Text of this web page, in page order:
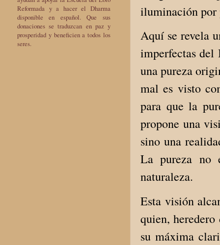
iluminación por
Aquí se revela
imperfectas del
una pureza
mal es visto
para que la
propone una
sino una
La pureza no
naturaleza.
Esta visión
quien,
su máxima
Reformada y a hacer el Dharma
disponible en español. Que sus
donaciones se traduzcan en paz y
prosperidad y beneficien a todos los
seres.